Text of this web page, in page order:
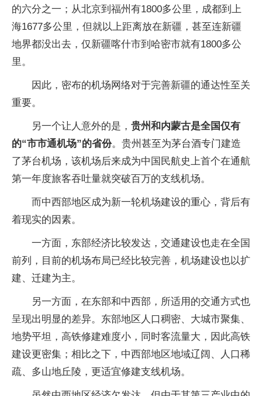
的六分之一；从北京到福州有1800多公里，成都到上
海1677多公里，但就以上距离放在新疆，甚至连新疆
地界都没出去，仅新疆喀什市到哈密市就有1800多公
里。
因此，密布的机场网络对于完善新疆的通达性至关
重要。
另一个让人意外的是， 贵州和内蒙古是全国仅有
的“市市通机场”的省份。贵州甚至为茅台酒专门建造
了茅台机场，该机场后来成为中国民航史上首个在通航
第一年度旅客吞吐量就突破百万的支线机场。
而中西部地区成为新一轮机场建设的重心，背后有
着现实的因素。
一方面，东部经济比较发达，交通建设也走在全国
前列，目前的机场布局已经比较完善，机场建设也以扩
建、迁建为主。
另一方面，在东部和中西部，所适用的交通方式也
呈现出明显的差异。东部地区人口稠密、大城市聚集、
地势平坦，高铁修建难度小，同时客流量大，因此高铁
建设更密集；相比之下，中西部地区地域辽阔、人口稀
疏、多山地丘陵，更适宜修建支线机场。